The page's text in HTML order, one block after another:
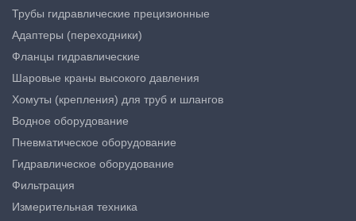
Трубы гидравлические прецизионные
Адаптеры (переходники)
Фланцы гидравлические
Шаровые краны высокого давления
Хомуты (крепления) для труб и шлангов
Водное оборудование
Пневматическое оборудование
Гидравлическое оборудование
Фильтрация
Измерительная техника